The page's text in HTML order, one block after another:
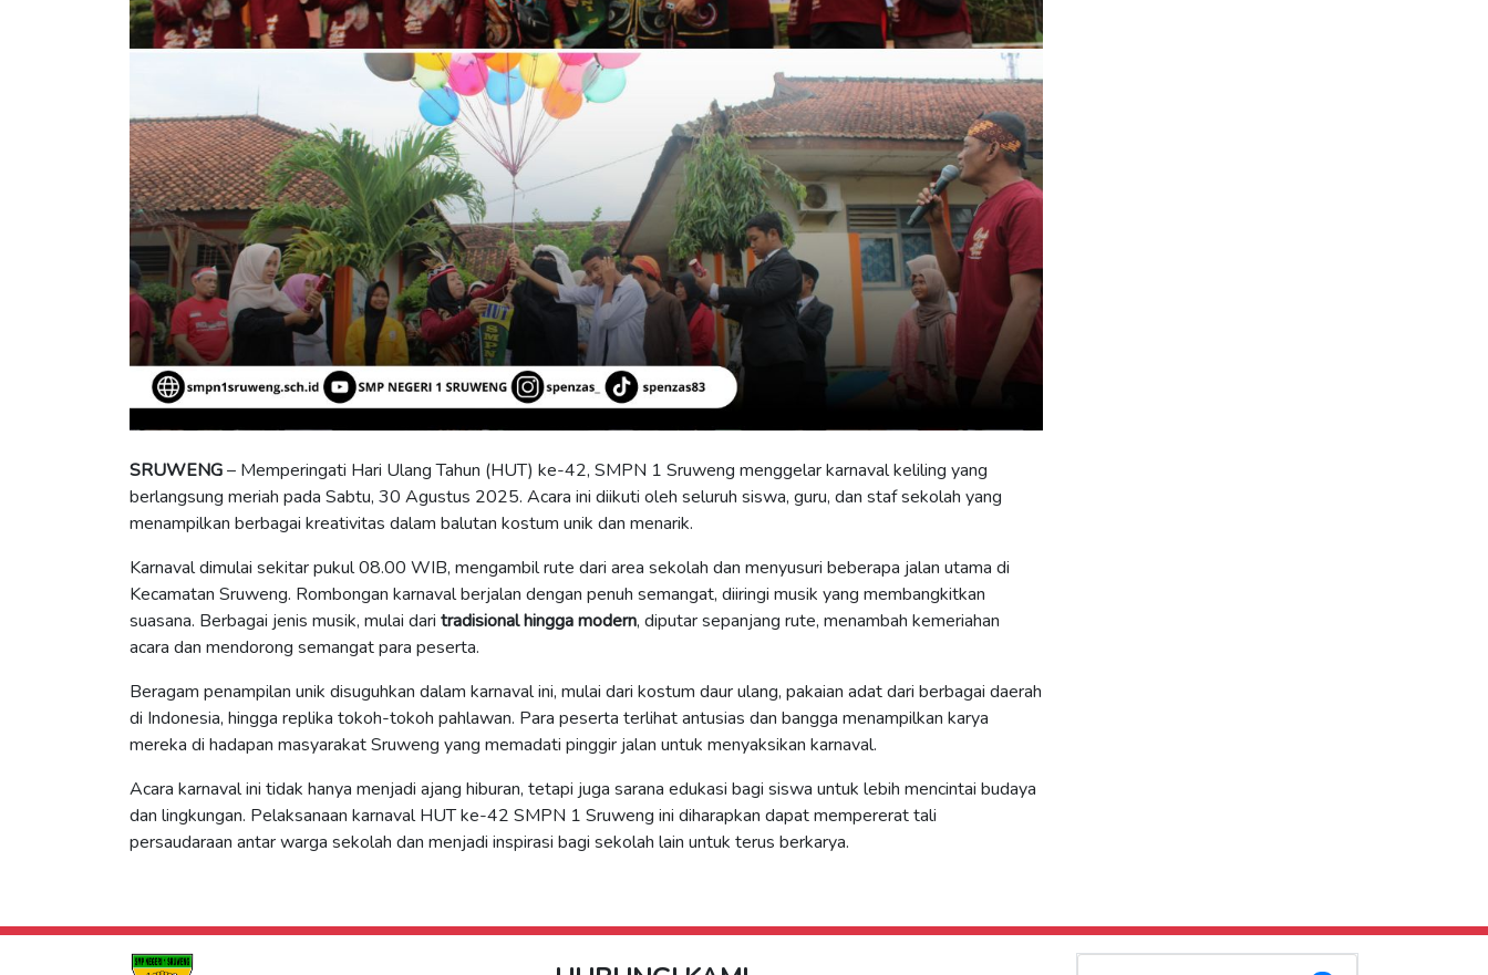
SRUWENG– Memperingati Hari Ulang Tahun (HUT) ke-42, SMPN 1 Sruweng menggelar karnaval keliling yang
berlangsung meriah pada Sabtu, 30 Agustus 2025. Acara ini diikuti oleh seluruh siswa, guru, dan staf sekolah yang
menampilkan berbagai kreativitas dalam balutan kostum unik dan menarik.
Karnaval dimulai sekitar pukul 08.00 WIB, mengambil rute dari area sekolah dan menyusuri beberapa jalan utama di
Kecamatan Sruweng. Rombongan karnaval berjalan dengan penuh semangat, diiringi musik yang membangkitkan
suasana. Berbagai jenis musik, mulai dari tradisional hingga modern, diputar sepanjang rute, menambah kemeriahan
acara dan mendorong semangat para peserta.
Beragam penampilan unik disuguhkan dalam karnaval ini, mulai dari kostum daur ulang, pakaian adat dari berbagai daerah
di Indonesia, hingga replika tokoh-tokoh pahlawan. Para peserta terlihat antusias dan bangga menampilkan karya
mereka di hadapan masyarakat Sruweng yang memadati pinggir jalan untuk menyaksikan karnaval.
Acara karnaval ini tidak hanya menjadi ajang hiburan, tetapi juga sarana edukasi bagi siswa untuk lebih mencintai budaya
dan lingkungan. Pelaksanaan karnaval HUT ke-42 SMPN 1 Sruweng ini diharapkan dapat mempererat tali
persaudaraan antar warga sekolah dan menjadi inspirasi bagi sekolah lain untuk terus berkarya.